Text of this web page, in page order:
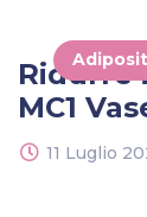
Ridurre
MC1
11 Luglio